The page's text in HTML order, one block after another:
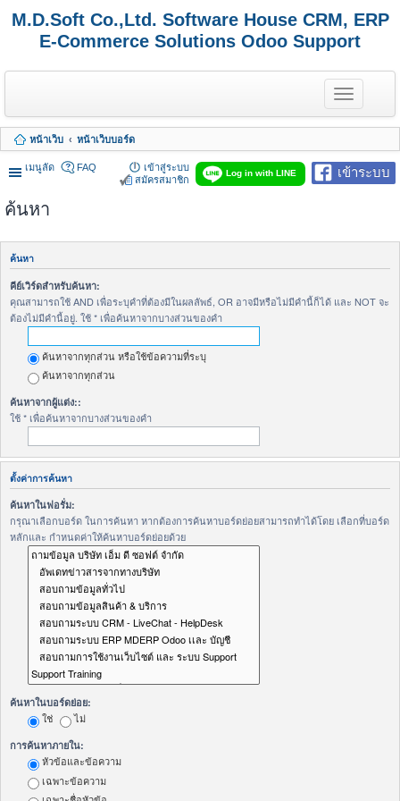
M.D.Soft Co.,Ltd. Software House CRM, ERP
E-Commerce Solutions Odoo Support
T
o
g
l
e
n
a
a
i
หน้าเว็บ หน้าเว็บบอร์ด
เมนูลัด เข้าระบบ
Log in with LINE
FAQ
เข้าสู่ระบบ
สมัครสมาชิก
ค้นหา
ค้นหา
คีย์เวิร์ดสำหรับค้นหา:
คุณสามารถใช้ AND เพื่อระบุคำที่ต้องมีในผลลัพธ์, OR อาจมีหรือไม่มีคำนี้ก็ได้ และ NOT จะ
ต้องไม่มีคำนี้อยู่. ใช้ * เพื่อค้นหาจากบางส่วนของคำ
ค้นหาจากทุกส่วน หรือใช้ข้อความที่ระบุ
ค้นหาจากทุกส่วน
ค้นหาจากผู้แต่ง::
ใช้ * เพื่อค้นหาจากบางส่วนของคำ
ตั้งค่าการค้นหา
ค้นหาในฟอรั่ม:
กรุณาเลือกบอร์ด ในการค้นหา หากต้องการค้นหาบอร์ดย่อยสามารถทำได้โดย เลือกที่บอร์ด
หลักและ กำหนดค่าให้ค้นหาบอร์ดย่อยด้วย
ค้นหาในบอร์ดย่อย:
ใช่ ไม่
การค้นหาภายใน:
หัวข้อและข้อความ
เฉพาะข้อความ